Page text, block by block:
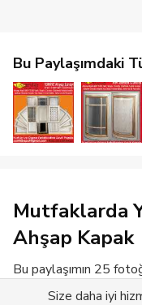
Bu Paylaşımdaki
Mutfaklarda
Ahşap Kapak
Bu paylaşımın 25
Devamını Gör
Size daha iyi